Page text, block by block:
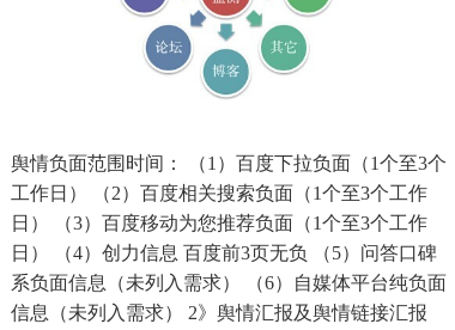
舆情负面范围时间： （1）百度下拉负面（1个至3个
工作日） （2）百度相关搜索负面（1个至3个工作
日） （3）百度移动为您推荐负面（1个至3个工作
日） （4）创力信息 百度前3页无负 （5）问答口碑
系负面信息（未列入需求） （6）自媒体平台纯负面
信息（未列入需求） 2》舆情汇报及舆情链接汇报